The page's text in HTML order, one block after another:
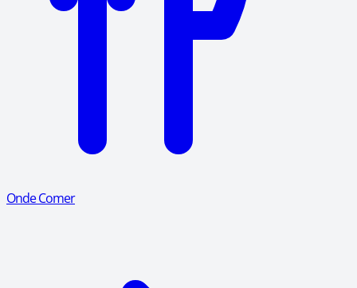
Onde Comer